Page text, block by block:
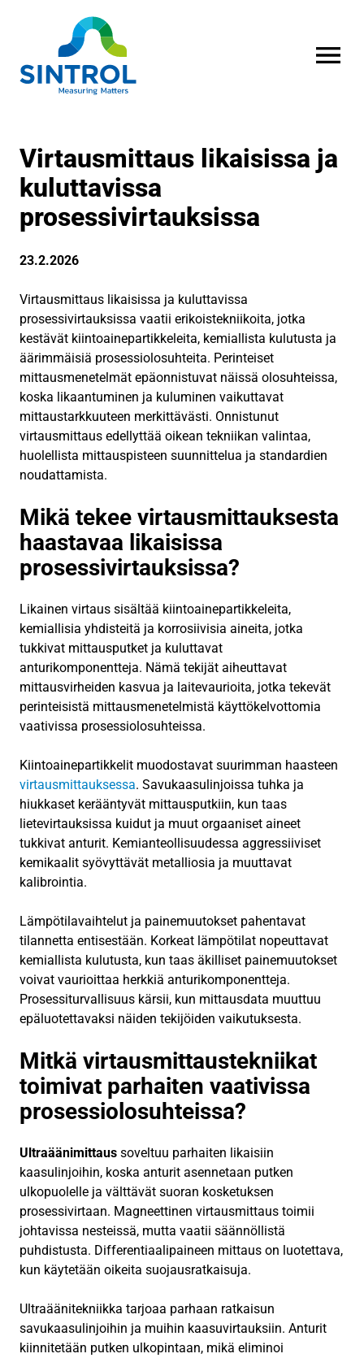
Virtausmittaus likaisissa ja
kuluttavissa
prosessivirtauksissa
23.2.2026
Virtausmittaus likaisissa ja kuluttavissa
prosessivirtauksissa vaatii erikoistekniikoita, jotka
kestävät kiintoainepartikkeleita, kemiallista kulutusta ja
äärimmäisiä prosessiolosuhteita. Perinteiset
mittausmenetelmät epäonnistuvat näissä olosuhteissa,
koska likaantuminen ja kuluminen vaikuttavat
mittaustarkkuuteen merkittävästi. Onnistunut
virtausmittaus edellyttää oikean tekniikan valintaa,
huolellista mittauspisteen suunnittelua ja standardien
noudattamista.
Mikä tekee virtausmittauksesta
haastavaa likaisissa
prosessivirtauksissa?
Likainen virtaus sisältää kiintoainepartikkeleita,
kemiallisia yhdisteitä ja korrosiivisia aineita, jotka
tukkivat mittausputket ja kuluttavat
anturikomponentteja. Nämä tekijät aiheuttavat
mittausvirheiden kasvua ja laitevaurioita, jotka tekevät
perinteisistä mittausmenetelmistä käyttökelvottomia
vaativissa prosessiolosuhteissa.
Kiintoainepartikkelit muodostavat suurimman haasteen
virtausmittauksessa. Savukaasulinjoissa tuhka ja
hiukkaset kerääntyvät mittausputkiin, kun taas
lietevirtauksissa kuidut ja muut orgaaniset aineet
tukkivat anturit. Kemianteollisuudessa aggressiiviset
kemikaalit syövyttävät metalliosia ja muuttavat
kalibrointia.
Lämpötilavaihtelut ja painemuutokset pahentavat
tilannetta entisestään. Korkeat lämpötilat nopeuttavat
kemiallista kulutusta, kun taas äkilliset painemuutokset
voivat vaurioittaa herkkiä anturikomponentteja.
Prosessiturvallisuus kärsii, kun mittausdata muuttuu
epäluotettavaksi näiden tekijöiden vaikutuksesta.
Mitkä virtausmittaustekniikat
toimivat parhaiten vaativissa
prosessiolosuhteissa?
Ultraäänimittaus soveltuu parhaiten likaisiin
kaasulinjoihin, koska anturit asennetaan putken
ulkopuolelle ja välttävät suoran kosketuksen
prosessivirtaan. Magneettinen virtausmittaus toimii
johtavissa nesteissä, mutta vaatii säännöllistä
puhdistusta. Differentiaalipaineen mittaus on luotettava,
kun käytetään oikeita suojausratkaisuja.
Ultraäänitekniikka tarjoaa parhaan ratkaisun
savukaasulinjoihin ja muihin kaasuvirtauksiin. Anturit
kiinnitetään putken ulkopintaan, mikä eliminoi